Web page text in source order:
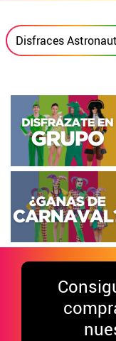
Disfraces